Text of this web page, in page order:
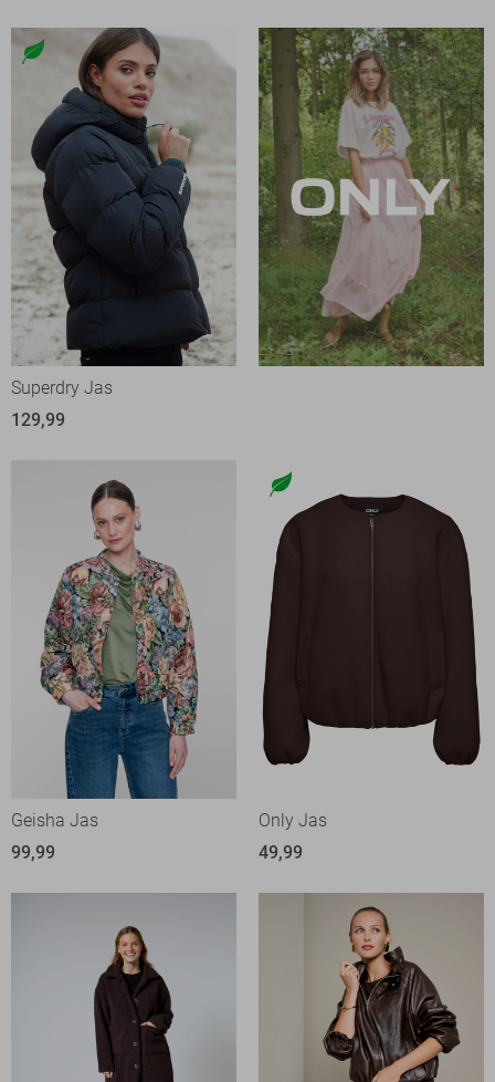
Superdry Jas
129,99
Geisha Jas
99,99
Only Jas
49,99